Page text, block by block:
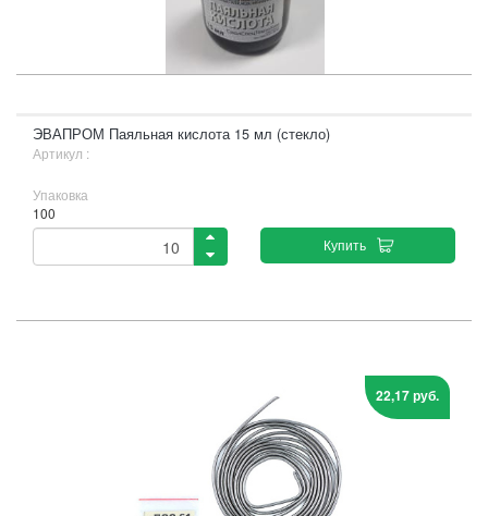
ЭВАПРОМ Паяльная кислота 15 мл (стекло)
Артикул :
Упаковка
100
Купить
22,17 руб.